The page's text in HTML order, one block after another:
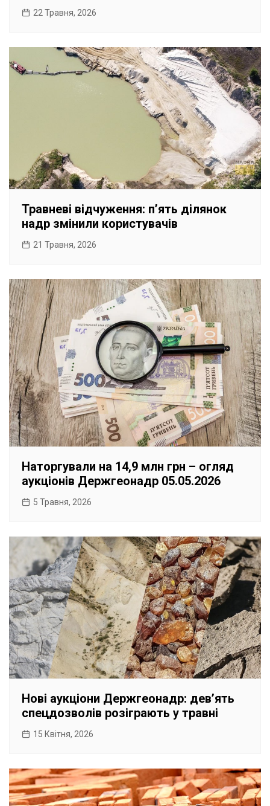
22 Травня, 2026
Травневі відчуження: пʼять ділянок
надр змінили користувачів
21 Травня, 2026
Наторгували на 14,9 млн грн – огляд
аукціонів Держгеонадр 05.05.2026
5 Травня, 2026
Нові аукціони Держгеонадр: девʼять
спецдозволів розіграють у травні
15 Квітня, 2026